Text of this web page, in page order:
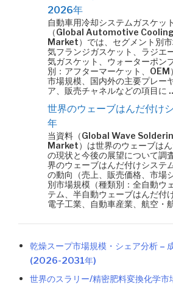
2026年
自動車用冷却システムガスケッ
（Global Automotive
Market）では、セグメント別
気フランジガスケット、ラジエ
気ガスケット、ウォーターポン
別：アフターマーケット、OEM
市場規模、国内外の主要プレー
ア、販売チャネルなどの項目に
世界のウェーブはんだ付け
年
当資料（Global Wave
Market）は世界のウェーブは
の現状と今後の展望について調
界のウェーブはんだ付けシステ
の動向（売上、販売価格、市場
別市場規模（種類別：全自動ウ
テム、半自動ウェーブはんだ付
電子工業、自動車産業、航空・
乾燥スープ市場規模・シェア分析 –
(2026-2031年)
世界のスラリー/精密肥料変換化学市